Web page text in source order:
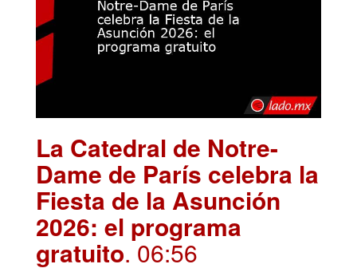
La Catedral de Notre-
Dame de París celebra la
Fiesta de la Asunción
2026: el programa
gratuito. 06:56